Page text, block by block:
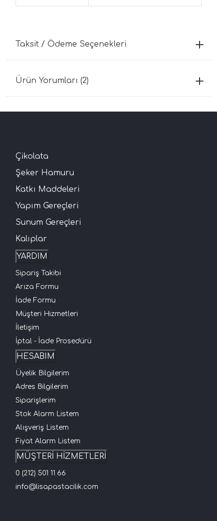
Taksit / Ödeme Seçenekleri
Ürün Yorumları (2)
Çikolata
Şeker Hamuru
Katkı Maddeleri
Yapım Gereçleri
Sunum Gereçleri
Kalıplar
YARDIM
Sipariş Takibi
Arıza Formu
İade Formu
Müşteri Hizmetleri
İletişim
İptal - İade Prosedürü
HESABIM
Üyelik Bilgilerim
Adres Bilgilerim
Siparişlerim
Stok Alarm Listem
Alışveriş Listem
Fiyat Alarm Listem
MÜŞTERİ HİZMETLERİ
0 (212) 501 11 66
info@lisapastacilik.com